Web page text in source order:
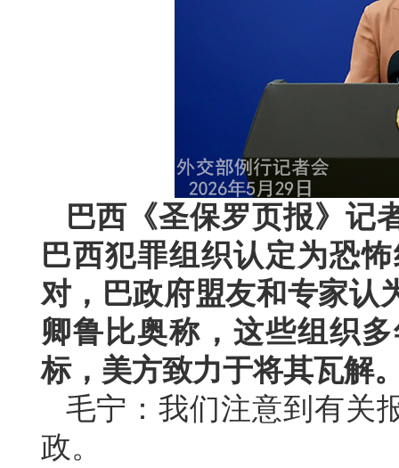
巴西《圣保罗页报》记
巴西犯罪组织认定为恐
对，巴政府盟友和专家认
卿鲁比奥称，这些组织
标，美方致力于将其瓦解
毛宁：我们注意到有关
政。